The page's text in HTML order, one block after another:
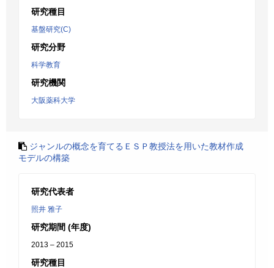
研究種目
基盤研究(C)
研究分野
科学教育
研究機関
大阪薬科大学
ジャンルの概念を育てるＥＳＰ教授法を用いた教材作成
モデルの構築
研究代表者
照井 雅子
研究期間 (年度)
2013 – 2015
研究種目